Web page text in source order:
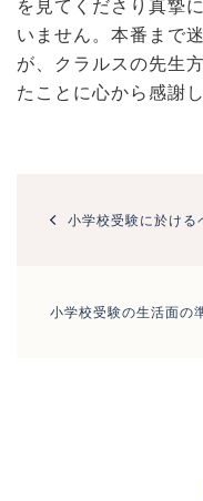
を見てくださり真摯
いません。本番まで
が、クラルスの先生
たことに心から感謝
小学校受験に於ける
小学校受験の生活面の